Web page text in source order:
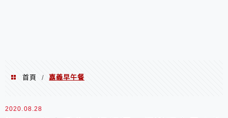
首頁 / 嘉義早午餐
嘉義早午餐
2020.08.28